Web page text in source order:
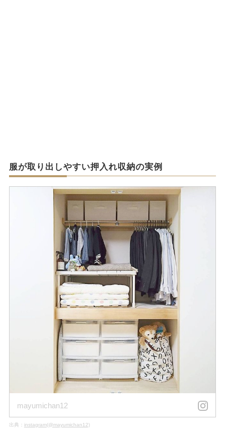
服が取り出しやすい押入れ収納の実例
mayumichan12
出典： instagram(@mayumichan12)